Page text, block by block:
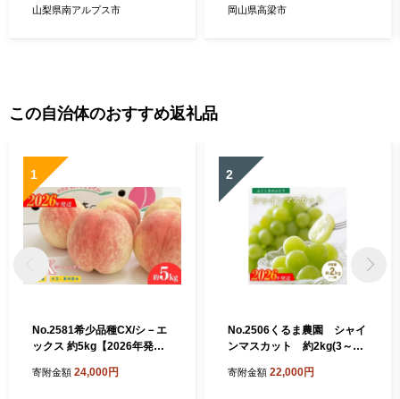
山梨県南アルプス市
産 セット ギフト
岡山県高梁市
この自治体のおすすめ返礼品
1
No.2581希少品種CX/シ－エ
ックス 約5kg【2026年発
寄附金額 24,000円
2
No.2506くるま農園 シャイ
ンマスカット 約2kg(3～5
約】
寄附金額 22,000円